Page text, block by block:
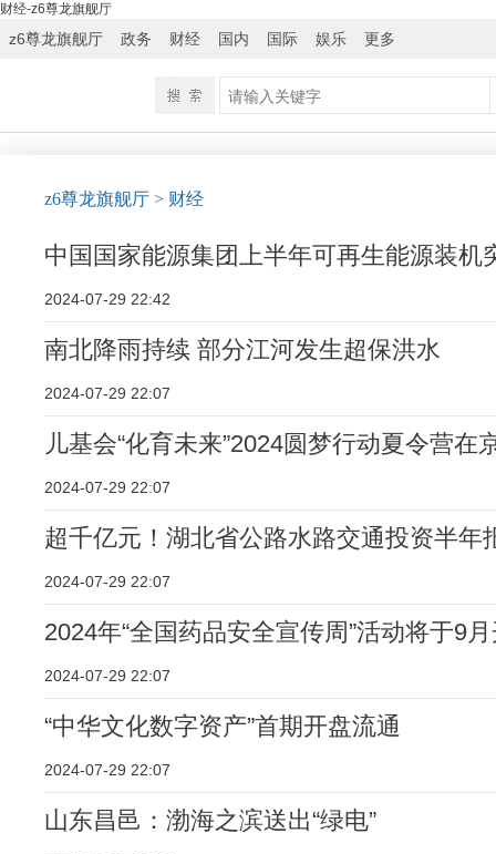
财经-z6尊龙旗舰厅
z6尊龙旗舰厅 政务 财经 国内 国际 娱乐 更多
z6尊龙旗舰厅 > 财经
中国国家能源集团上半年可再生能源装机
2024-07-29 22:42
南北降雨持续 部分江河发生超保洪水
2024-07-29 22:07
儿基会“化育未来”2024圆梦行动夏令营在
2024-07-29 22:07
超千亿元！湖北省公路水路交通投资半年
2024-07-29 22:07
2024年“全国药品安全宣传周”活动将于9
2024-07-29 22:07
“中华文化数字资产”首期开盘流通
2024-07-29 22:07
山东昌邑：渤海之滨送出“绿电”